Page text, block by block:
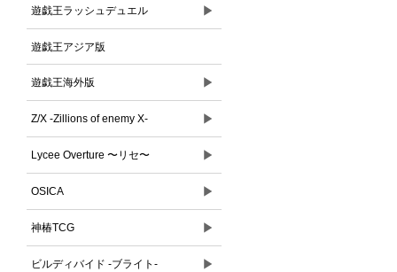
遊戯王ラッシュデュエル ▶
遊戯王アジア版
遊戯王海外版 ▶
Z/X -Zillions of enemy X- ▶
Lycee Overture 〜リセ〜 ▶
OSICA ▶
神椿TCG ▶
ビルディバイド -ブライト- ▶